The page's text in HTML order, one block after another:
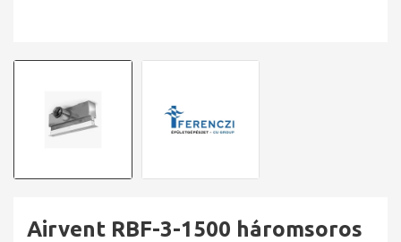
Airvent RBF-3-1500 háromsoros